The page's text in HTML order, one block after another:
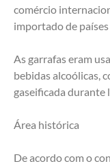
comércio
importado de
As garrafas eram
bebidas alcoólicas,
gaseificada durante
Área histórica
De acordo com o